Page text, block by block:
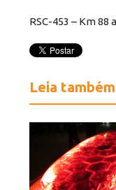
RSC-453 – Km
Leia também